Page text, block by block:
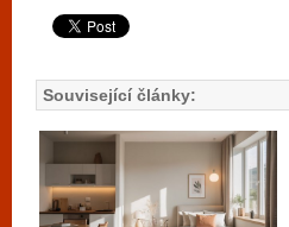
Související články: